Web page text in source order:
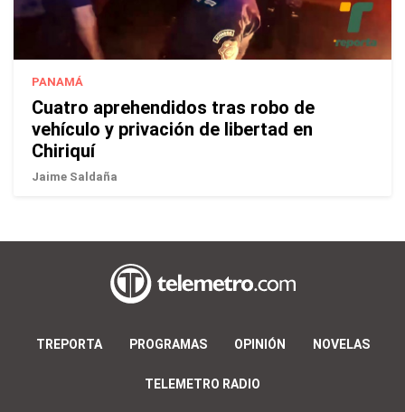
PANAMÁ
Cuatro aprehendidos tras robo de
vehículo y privación de libertad en
Chiriquí
Jaime Saldaña
TREPORTA PROGRAMAS OPINIÓN NOVELAS
TELEMETRO RADIO